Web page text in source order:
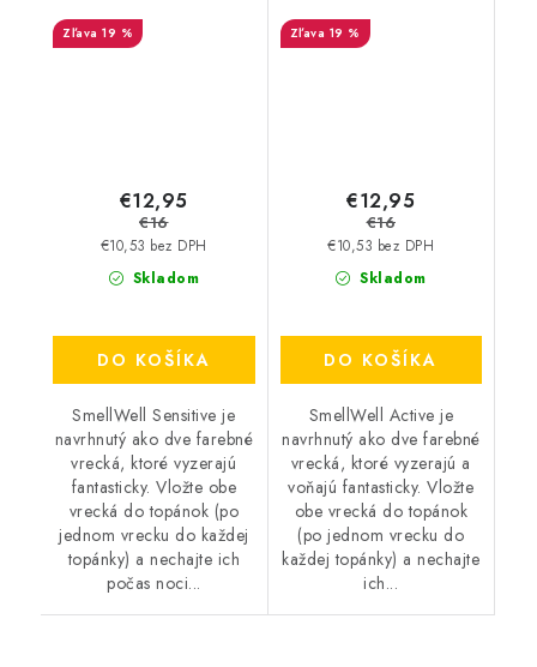
19 %
Skladom
€10,53 bez DPH
€12,95
€16
DO KOŠÍKA
SmellWell Sensitive je
navrhnutý ako dve farebné
vrecká, ktoré vyzerajú
fantasticky. Vložte obe
vrecká do topánok (po
jednom vrecku do každej
topánky) a nechajte ich
počas noci...
19 %
Skladom
€10,53 bez DPH
€12,95
€16
DO KOŠÍKA
SmellWell Active je
navrhnutý ako dve farebné
vrecká, ktoré vyzerajú a
voňajú fantasticky. Vložte
obe vrecká do topánok
(po jednom vrecku do
každej topánky) a nechajte
ich...